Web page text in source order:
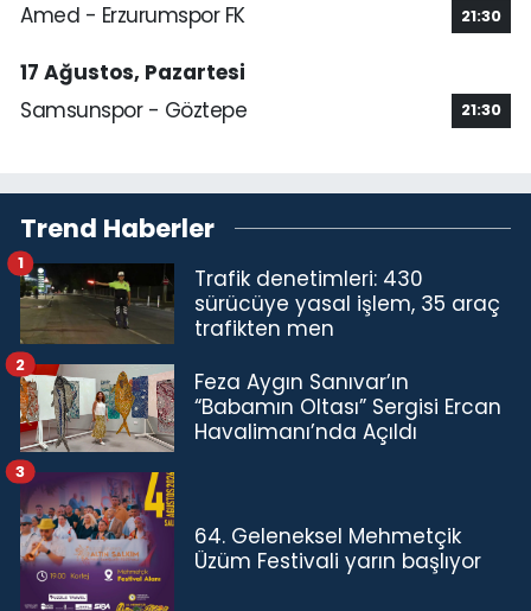
Amed - Erzurumspor FK 21:30
17 Ağustos, Pazartesi
Samsunspor - Göztepe
21:30
Trend Haberler
Trafik denetimleri: 430
sürücüye yasal işlem, 35 araç
trafikten men
1
Feza Aygın Sanıvar’ın
“Babamın Oltası” Sergisi Ercan
Havalimanı’nda Açıldı
2
64. Geleneksel Mehmetçik
Üzüm Festivali yarın başlıyor
3